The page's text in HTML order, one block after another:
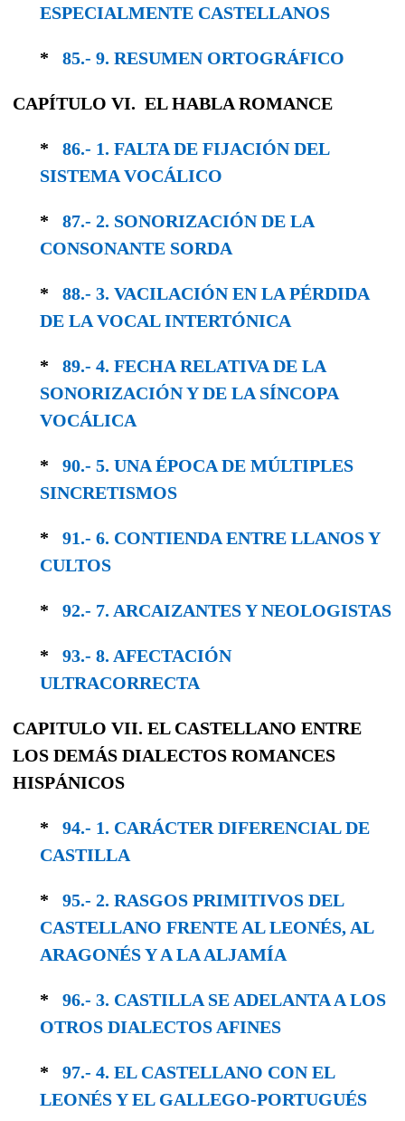
ESPECIAL­MENTE CASTELLANOS
* 85.- 9. RESUMEN ORTOGRÁFICO
CAPÍTULO VI. EL HABLA ROMANCE
* 86.- 1. FALTA DE FIJACIÓN DEL
SISTEMA VOCÁLICO
* 87.- 2. SONORIZACIÓN DE LA
CONSONANTE SORDA
* 88.- 3. VACILACIÓN EN LA PÉRDIDA
DE LA VOCAL INTERTÓNICA
* 89.- 4. FECHA RELATIVA DE LA
SONORIZA­CIÓN Y DE LA SÍNCOPA
VOCÁLICA
* 90.- 5. UNA ÉPOCA DE MÚLTIPLES
SINCRE­TISMOS
* 91.- 6. CONTIENDA ENTRE LLANOS Y
CULTOS
* 92.- 7. ARCAIZANTES Y NEOLOGISTAS
* 93.- 8. AFECTACIÓN
ULTRACORRECTA
CAPITULO VII. EL CASTELLANO ENTRE
LOS DEMÁS DIALECTOS ROMANCES
HISPÁNICOS
* 94.- 1. CARÁCTER DIFERENCIAL DE
CASTILLA
* 95.- 2. RASGOS PRIMITIVOS DEL
CASTELLANO FRENTE AL LEONÉS, AL
ARAGONÉS Y A LA ALJAMÍA
* 96.- 3. CASTILLA SE ADELANTA A LOS
OTROS DIALECTOS AFINES
* 97.- 4. EL CASTELLANO CON EL
LEONÉS Y EL GALLEGO-PORTUGUÉS